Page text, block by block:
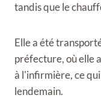
tandis que le
Elle a été
préfecture, où elle
à l'infirmière, ce
lendemain.